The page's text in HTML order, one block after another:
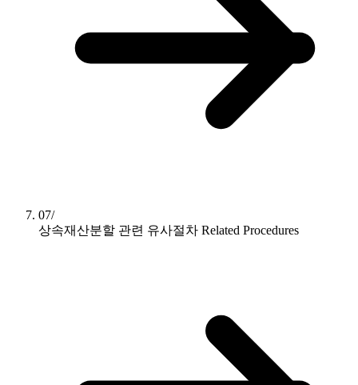
07/
상속재산분할 관련 유사절차 Related Procedures